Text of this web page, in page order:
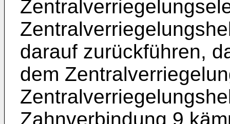
darauf zurückführen,
dem
Zahnverbindung 9